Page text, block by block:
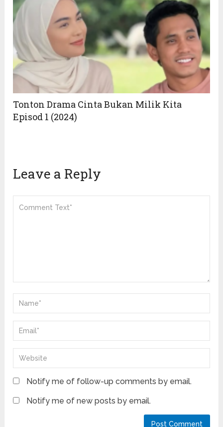
Tonton Drama Cinta Bukan Milik Kita
Episod 1 (2024)
Leave a Reply
Notify me of follow-up comments by email.
Notify me of new posts by email.